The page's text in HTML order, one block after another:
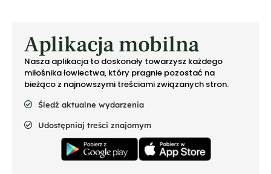
Aplikacja mobilna
Nasza aplikacja to doskonały towarzysz każdego
miłośnika łowiectwa, który pragnie pozostać na
bieżąco z najnowszymi treściami związanych stron.
Śledź aktualne wydarzenia
Udostępniaj treści znajomym